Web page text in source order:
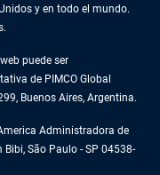
y en todo el mundo.
puede ser
de PIMCO Global
Buenos Aires, Argentina.
Administradora de
São Paulo - SP 04538-